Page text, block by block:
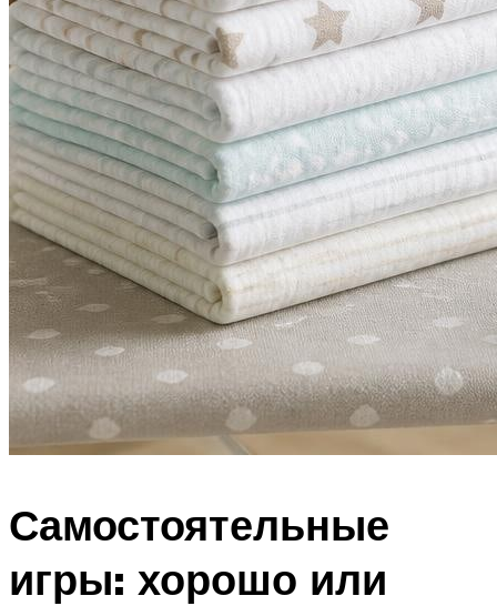
Самостоятельные
игры: хорошо или